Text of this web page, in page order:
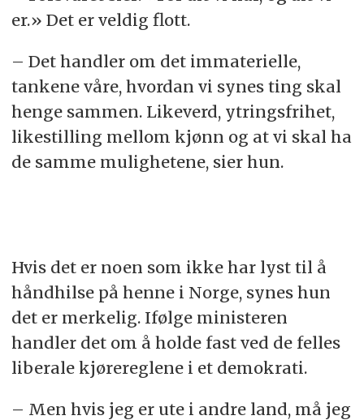
er.» Det er veldig flott.
– Det handler om det immaterielle,
tankene våre, hvordan vi synes ting skal
henge sammen. Likeverd, ytringsfrihet,
likestilling mellom kjønn og at vi skal ha
de samme mulighetene, sier hun.
Hvis det er noen som ikke har lyst til å
håndhilse på henne i Norge, synes hun
det er merkelig. Ifølge ministeren
handler det om å holde fast ved de felles
liberale kjørereglene i et demokrati.
– Men hvis jeg er ute i andre land, må jeg